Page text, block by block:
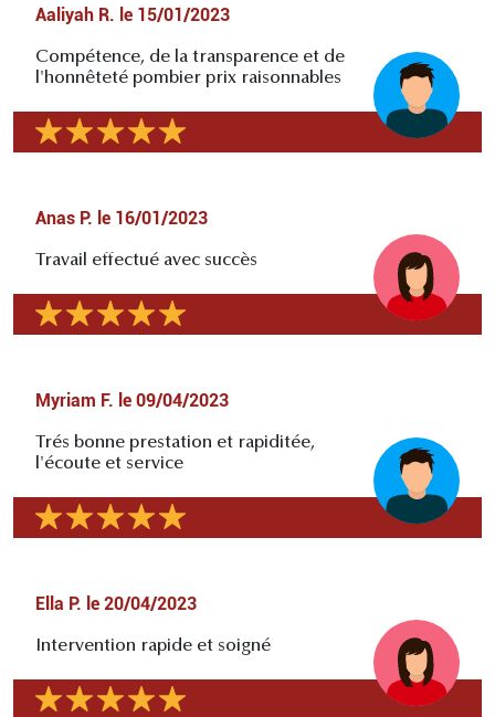
Aaliyah R. le 15/01/2023
Compétence, de la transparence et de
l'honnêteté pombier prix raisonnables
Anas P. le 16/01/2023
Travail effectué avec succès
Myriam F. le 09/04/2023
Trés bonne prestation et rapiditée,
l'écoute et service
Ella P. le 20/04/2023
Intervention rapide et soigné